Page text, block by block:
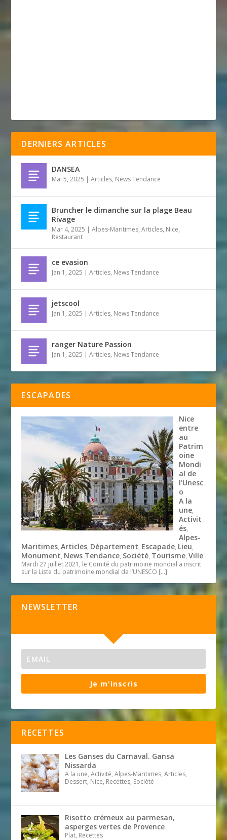
DERNIERS ARTICLES
DANSEA
Mai 5, 2025 |Articles, News Tendance
Bruncher le dimanche sur la plage Beau
Rivage
Mar 4, 2025 |Alpes-Maritimes,Articles, Nice,
Restaurant
ce evasion
Jan 1, 2025 |Articles, News Tendance
jetscool
Jan 1, 2025 |Articles, News Tendance
ranger Nature Passion
Jan 1, 2025 |Articles, News Tendance
ESCAPADES
Nice
entre
au
Patrim
oine
Mondi
al de
l’Unesc
o
A la
une,
Activit
és,
Alpes-
Maritimes,Articles, Département, Escapade, Lieu,
Monument, News Tendance, Société, Tourisme,Ville
Mardi 27 juillet 2021, le Comité du patrimoine mondial a inscrit
sur la Liste du patrimoine mondial de l’UNESCO […]
NEWSLETTER
Je m'inscris
RECETTES
Les Ganses du Carnaval. Gansa
Nissarda
A la une, Activité, Alpes-Maritimes, Articles,
Dessert, Nice, Recettes, Société
Risotto crémeux au parmesan,
asperges vertes de Provence
Plat, Recettes